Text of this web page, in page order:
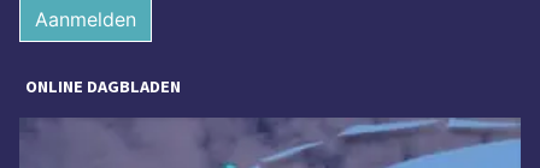
Aanmelden
ONLINE DAGBLADEN